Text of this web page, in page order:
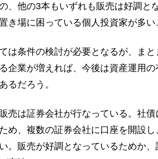
、他の3本もいずれも販売は好調と
き場に困っている個人投資家が多い
は条件の検討が必要となるが、ま
企業が増えれば、今後は資産運用
るだろう。
売は証券会社が行なっている。社
め、複数の証券会社に口座を開設
。販売が好調となっているためか